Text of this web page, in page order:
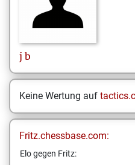
j b
Keine Wertung auf
Fritz.chessbase.com:
Elo gegen Fritz: